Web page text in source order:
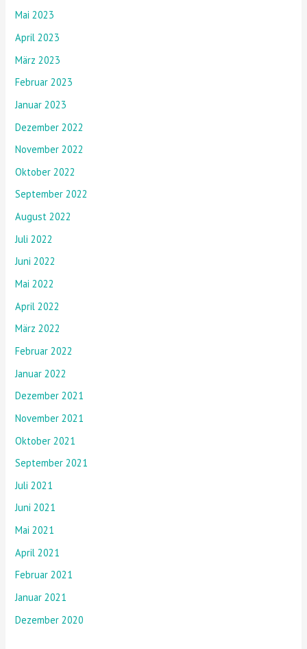
Mai 2023
April 2023
März 2023
Februar 2023
Januar 2023
Dezember 2022
November 2022
Oktober 2022
September 2022
August 2022
Juli 2022
Juni 2022
Mai 2022
April 2022
März 2022
Februar 2022
Januar 2022
Dezember 2021
November 2021
Oktober 2021
September 2021
Juli 2021
Juni 2021
Mai 2021
April 2021
Februar 2021
Januar 2021
Dezember 2020